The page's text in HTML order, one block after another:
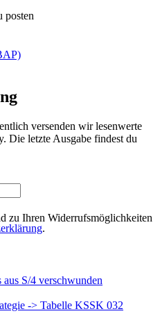
posten
versenden wir lesenwerte
Die letzte Ausgabe findest du
zu Ihren Widerrufsmöglichkeiten
.
S/4 verschwunden
-> Tabelle KSSK 032